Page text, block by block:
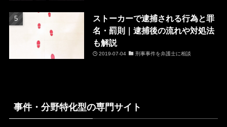
ストーカーで逮捕される行為と罪
名・罰則｜逮捕後の流れや対処法
も解説
2019-07-04 刑事事件を弁護士に相談
事件・分野特化型の専門サイト